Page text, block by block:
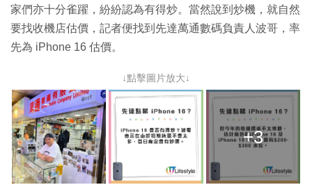
家們亦十分雀躍，紛紛認為有得炒。當然說到炒機，就自然
要找收機店估價，記者便找到先達萬通數碼負責人波哥，率
先為 iPhone 16 估價。
↓點擊圖片放大↓
+3